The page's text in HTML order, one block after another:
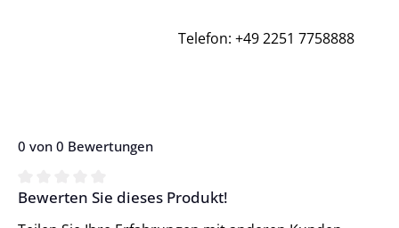
Telefon: +49 2251 7758888
0 von 0 Bewertungen
Durchschnittliche Bewertung von 0 von 5 Sternen
Bewerten Sie dieses Produkt!